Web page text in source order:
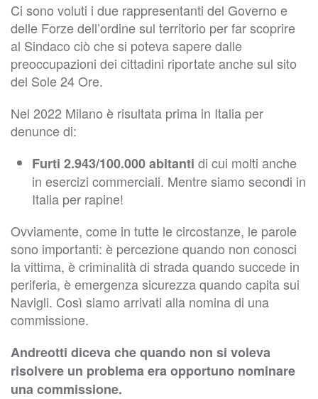
Ci sono voluti i due rappresentanti del Governo e
delle Forze dell’ordine sul territorio per far scoprire
al Sindaco ciò che si poteva sapere dalle
preoccupazioni dei cittadini riportate anche sul sito
del Sole 24 Ore.
Nel 2022 Milano è risultata prima in Italia per
denunce di:
Furti 2.943/100.000 abitanti di cui molti anche
in esercizi commerciali. Mentre siamo secondi in
Italia per rapine!
Ovviamente, come in tutte le circostanze, le parole
sono importanti: è percezione quando non conosci
la vittima, è criminalità di strada quando succede in
periferia, è emergenza sicurezza quando capita sui
Navigli. Così siamo arrivati alla nomina di una
commissione.
Andreotti diceva che quando non si voleva
risolvere un problema era opportuno nominare
una commissione.